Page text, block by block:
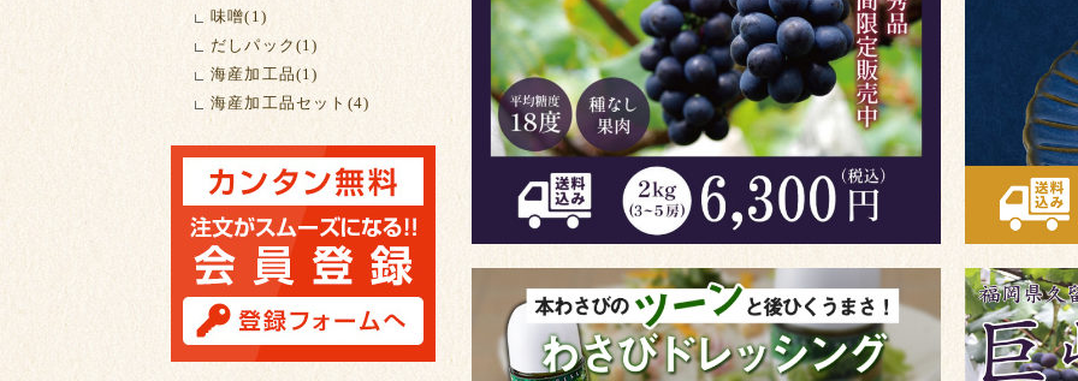
味噌(1)
だしパック(1)
海産加工品(1)
海産加工品セット(4)